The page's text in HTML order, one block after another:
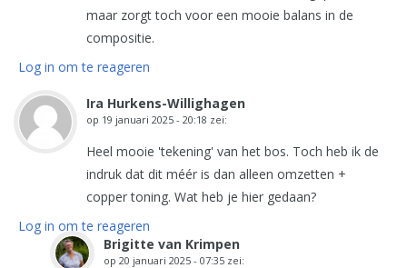
maar zorgt toch voor een mooie balans in de
compositie.
Log in om te reageren
Ira Hurkens-Willighagen
op 19 januari 2025 - 20:18 zei:
Heel mooie 'tekening' van het bos. Toch heb ik de
indruk dat dit méér is dan alleen omzetten +
copper toning. Wat heb je hier gedaan?
Log in om te reageren
Brigitte van Krimpen
op 20 januari 2025 - 07:35 zei: